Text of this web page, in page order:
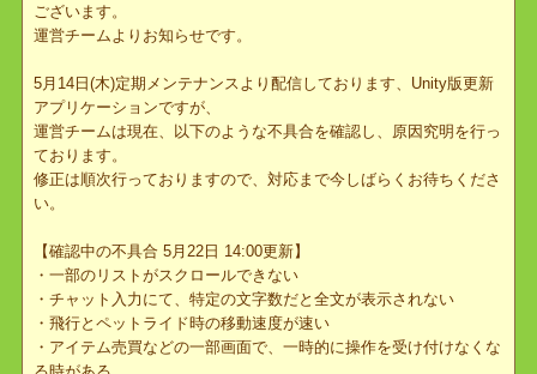
平素より「ぷちっとくろにくる」をご利用いただき誠にありがとう
運営チームよりお知らせです。
5月14日(木)定期メンテナンスより配信しております、Unity版更新
アプリケーションですが、
運営チームは現在、以下のような不具合を確認し、原因究明を行っ
ております。
い。
【確認中の不具合 5月22日 14:00更新】
・一部のリストがスクロールできない
・チャット入力にて、特定の文字数だと全文が表示されない